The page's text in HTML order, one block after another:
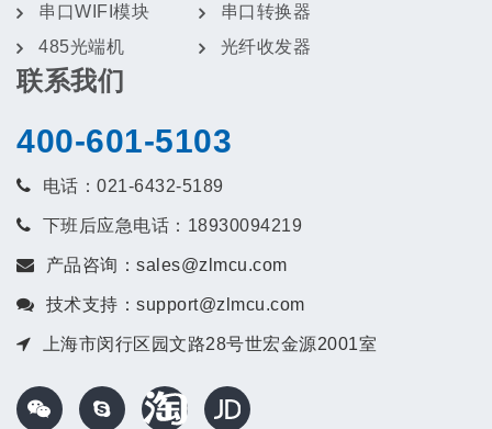
串口WIFI模块
485光端机
串口转换器
光纤收发器
联系我们
400-601-5103
电话：021-6432-5189
下班后应急电话：18930094219
产品咨询：sales@zlmcu.com
技术支持：support@zlmcu.com
上海市闵行区园文路28号世宏金源2001室